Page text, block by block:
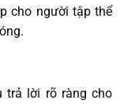
cho người tập thể
trả lời rõ ràng cho